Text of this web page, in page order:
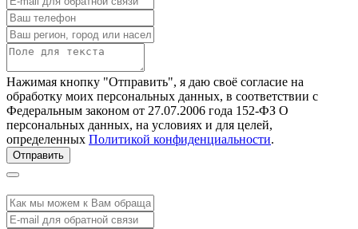
Нажимая кнопку "Отправить", я даю своё согласие на
обработку моих персональных данных, в соответствии с
Федеральным законом от 27.07.2006 года 152-ФЗ О
персональных данных, на условиях и для целей,
определенных Политикой конфиденциальности.
Отправить